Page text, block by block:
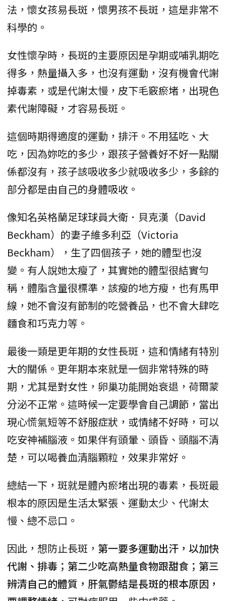
法，懷女孩易長斑，懷男孩不長斑，這是非常不
科學的。
女性懷孕時，長斑的主要原因是孕期或哺乳期吃
得多，熱量攝入多，也沒有運動，沒有機會代謝
掉毒素，或是代謝太慢，皮下毛竅瘀堵，出現色
素代謝障礙，才容易長斑。
這個時期得適度的運動，排汗。不用猛吃、大
吃，因為妳吃的多少，跟孩子營養好不好一點關
係都沒有，孩子該吸收多少就吸收多少，多餘的
部分都是由自己的身體吸收。
像知名英格蘭足球球員大衛．貝克漢（David
Beckham）的妻子維多利亞（Victoria
Beckham），生了四個孩子，她的體型也沒
變。有人說她太瘦了，其實她的體型很結實勻
稱，體脂含量很標準，該瘦的地方瘦，也有馬甲
線，她不會沒有節制的吃營養品，也不會大肆吃
麵食和巧克力等。
最後一類是更年期的女性長斑，這和情緒有特別
大的關係。更年期本來就是一個非常特殊的時
期，尤其是對女性，卵巢功能開始衰退，荷爾蒙
分泌不正常。這時候一定要學會自己調節，當出
現心慌氣短等不舒服症狀，或情緒不好時，可以
吃安神補腦液。如果伴有頭暈、頭昏、頭腦不清
楚，可以喝養血清腦顆粒，效果非常好。
總結一下，斑就是體內瘀堵出現的毒素，長斑最
根本的原因是生活太緊張、運動太少、代謝太
慢、總不忌口。
因此，想防止長斑， 第一要多運動出汗，以加快
代謝、排毒；第二少吃高熱量食物跟甜食；第三
辨清自己的體質，肝氣鬱結是長斑的根本原因，